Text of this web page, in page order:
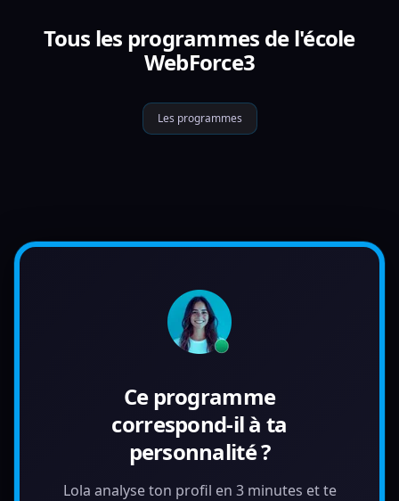
Tous les programmes de l'école
WebForce3
Les programmes
Ce programme
correspond-il à ta
personnalité ?
Lola analyse ton profil en 3 minutes et te